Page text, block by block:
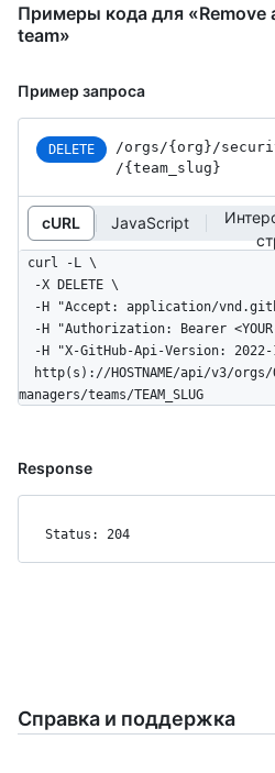
Примеры кода для «Remove
team»
Пример запроса
DELETE /orgs /{org} /
/{team_ slug}
cURL JavaScript
curl -L \
managers/teams/TEAM_SLUG
Response
Status: 204
Справка и поддержка